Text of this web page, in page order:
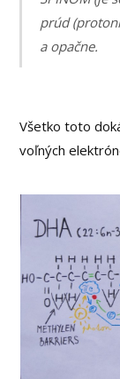
prúd
a opačne.
Všetko toto
voľných